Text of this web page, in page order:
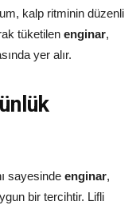
kalp ritminin düzenli
tüketilen enginar,
yer alır.
sayesinde enginar,
bir tercihtir. Lifli